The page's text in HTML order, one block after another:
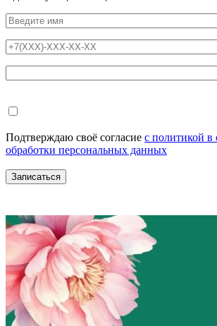
Подтверждаю своё согласие с политикой
обработки персональных данных
Записаться